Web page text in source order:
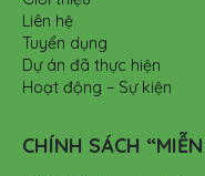
Liên hệ
Tuyển dụng
Dự án đã thực hiện
Hoạt động – Sự kiện
CHÍNH SÁCH